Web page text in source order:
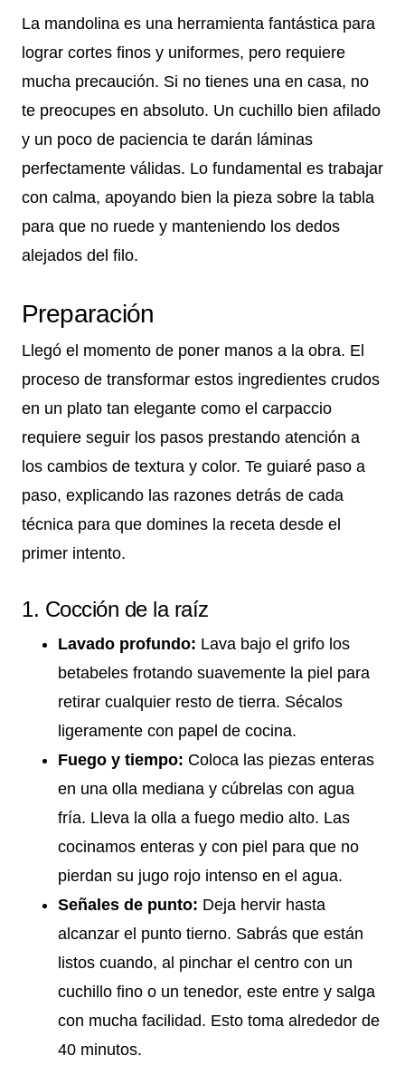
La mandolina es una herramienta fantástica para
lograr cortes finos y uniformes, pero requiere
mucha precaución. Si no tienes una en casa, no
te preocupes en absoluto. Un cuchillo bien afilado
y un poco de paciencia te darán láminas
perfectamente válidas. Lo fundamental es trabajar
con calma, apoyando bien la pieza sobre la tabla
para que no ruede y manteniendo los dedos
alejados del filo.
Preparación
Llegó el momento de poner manos a la obra. El
proceso de transformar estos ingredientes crudos
en un plato tan elegante como el carpaccio
requiere seguir los pasos prestando atención a
los cambios de textura y color. Te guiaré paso a
paso, explicando las razones detrás de cada
técnica para que domines la receta desde el
primer intento.
1. Cocción de la raíz
Lavado profundo: Lava bajo el grifo los
betabeles frotando suavemente la piel para
retirar cualquier resto de tierra. Sécalos
ligeramente con papel de cocina.
Fuego y tiempo: Coloca las piezas enteras
en una olla mediana y cúbrelas con agua
fría. Lleva la olla a fuego medio alto. Las
cocinamos enteras y con piel para que no
pierdan su jugo rojo intenso en el agua.
Señales de punto: Deja hervir hasta
alcanzar el punto tierno. Sabrás que están
listos cuando, al pinchar el centro con un
cuchillo fino o un tenedor, este entre y salga
con mucha facilidad. Esto toma alrededor de
40 minutos.